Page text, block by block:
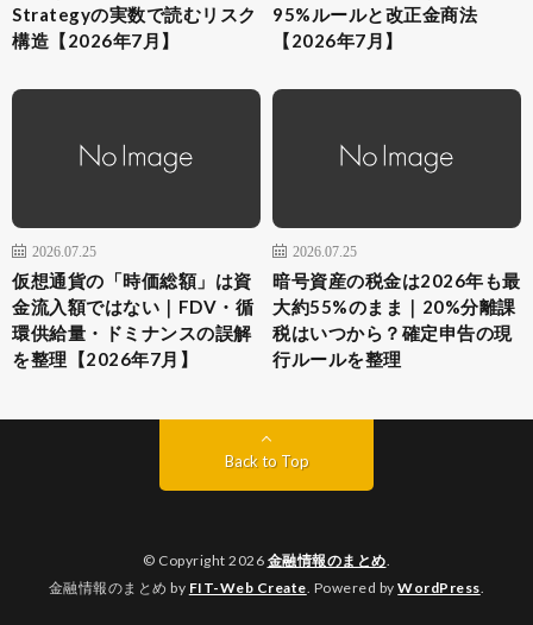
Strategyの実数で読むリスク
構造【2026年7月】
95%ルールと改正金商法
【2026年7月】
2026.07.25
仮想通貨の「時価総額」は資
金流入額ではない｜FDV・循
環供給量・ドミナンスの誤解
を整理【2026年7月】
2026.07.25
暗号資産の税金は2026年も最
大約55%のまま｜20%分離課
税はいつから？確定申告の現
行ルールを整理
Back to Top
© Copyright 2026 金融情報のまとめ.
金融情報のまとめ by FIT-Web Create. Powered byWordPress.